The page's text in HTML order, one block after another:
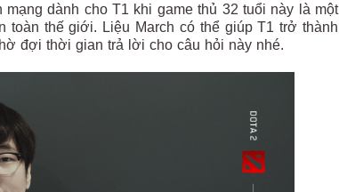
dành cho T1 khi game thủ 32 tuổi này là một
thế giới. Liệu March có thể giúp T1 trở thành
đợi thời gian trả lời cho câu hỏi này nhé.